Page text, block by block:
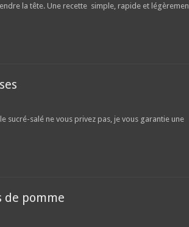
la tête. Une recette simple, rapide et
sucré-salé ne vous privez pas, je vous garantie une
de pomme